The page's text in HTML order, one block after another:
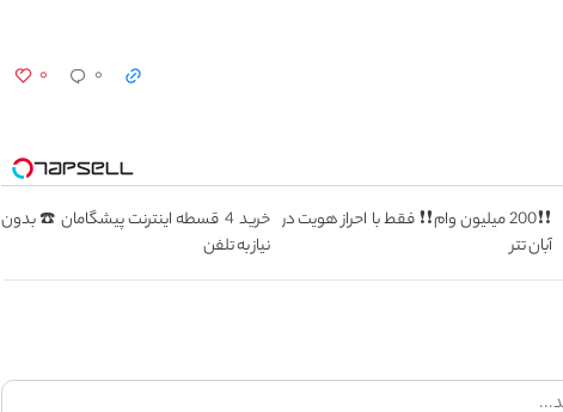
۰ ۰
❗❗200 میلیون وام❗❗ فقط با احراز هویت در
آبان تتر
خرید 4 قسطه اینترنت پیشگامان ☎️ بدون
نیاز به تلفن